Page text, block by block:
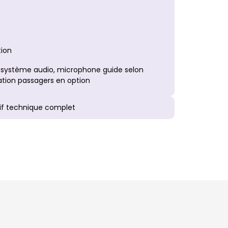
audio, microphone guide selon
passagers en option
technique complet